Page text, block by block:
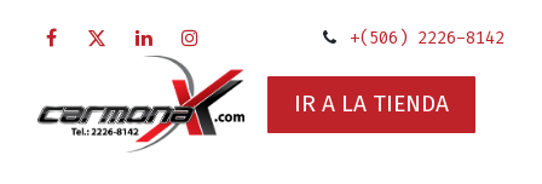
+(506) 2226-8142
IR A LA TIENDA